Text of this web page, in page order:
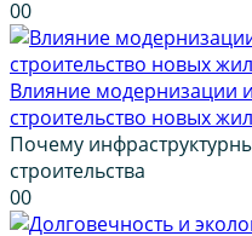
00
Влияние модернизации
строительство новых
Почему
строительства
00